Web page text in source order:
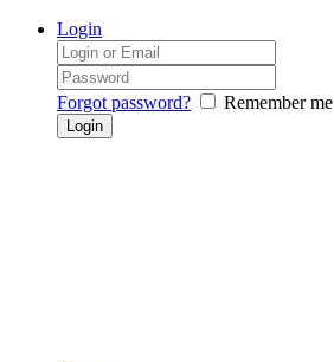
Login
Forgot password? Remember me